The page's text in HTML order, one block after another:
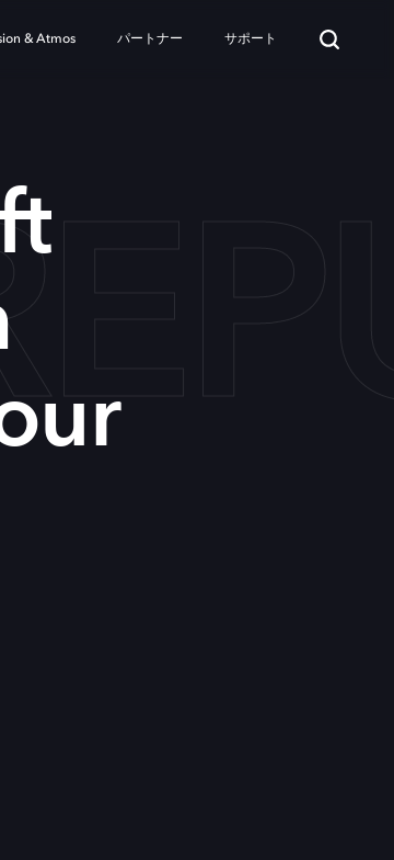
& Atmos パートナー サポート